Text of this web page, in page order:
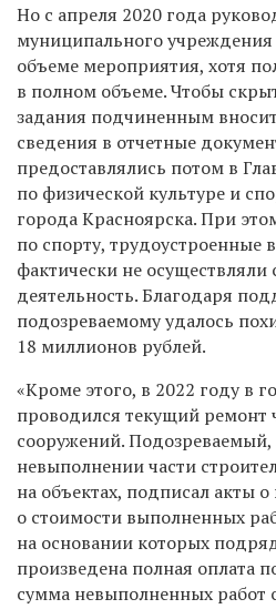
Но с апреля 2020 года
муниципального
объеме мероприятия, хотя
в полном объеме. Чтобы
задания подчиненным
сведения в отчетные
предоставлялись потом в
по физической культуре и
города Красноярска. При
по спорту, трудоустроенные
фактически не
деятельность. Благодаря
подозреваемому удалось
18 миллионов рублей.
«Кроме этого, в 2022 году в
проводился текущий ремонт
сооружений. Подозреваемый,
невыполнении части
на объектах, подписал акты
о стоимости выполненных
на основании которых
произведена полная оплата
сумма невыполненных работ